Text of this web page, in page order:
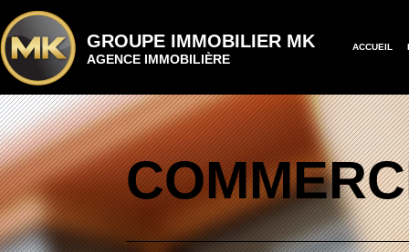
GROUPE IMMOBILIER MK
AGENCE IMMOBILIÈRE
ACCUEIL